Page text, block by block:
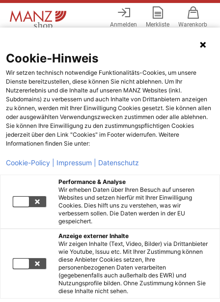
Anmelden Merkliste Warenkorb
Cookie-Hinweis
Wir setzen technisch notwendige Funktionalitäts-Cookies, um unsere
Dienste bereitzustellen, diese können Sie nicht ablehnen. Um Ihr
Nutzererlebnis und die Inhalte auf unseren MANZ Websites (inkl.
Subdomains) zu verbessern und auch Inhalte von Drittanbietern anzeigen
zu können, werden mit Ihrer Einwilligung Cookies gesetzt. Sie können allen
oder ausgewählten Verwendungszwecken zustimmen oder alle ablehnen.
Sie können Ihre Einwilligung zu den zustimmungspflichtigen Cookies
jederzeit über den Link "Cookies" im Footer widerrufen. Weitere
Informationen finden Sie unter:
Cookie-Policy | Impressum | Datenschutz
Performance & Analyse
Wir erheben Daten über Ihren Besuch auf unseren
Websites und setzen hierfür mit Ihrer Einwilligung
Cookies. Dies hilft uns zu verstehen, was wir
verbessern sollen. Die Daten werden in der EU
gespeichert.
Anzeige externer Inhalte
Wir zeigen Inhalte (Text, Video, Bilder) via Drittanbieter
wie Youtube, Issuu etc. Mit Ihrer Zustimmung können
diese Anbieter Cookies setzen, Ihre
personenbezogenen Daten verarbeiten
(gegebenenfalls auch außerhalb des EWR) und
Nutzungsprofile bilden. Ohne Zustimmung können Sie
diese Inhalte nicht sehen.